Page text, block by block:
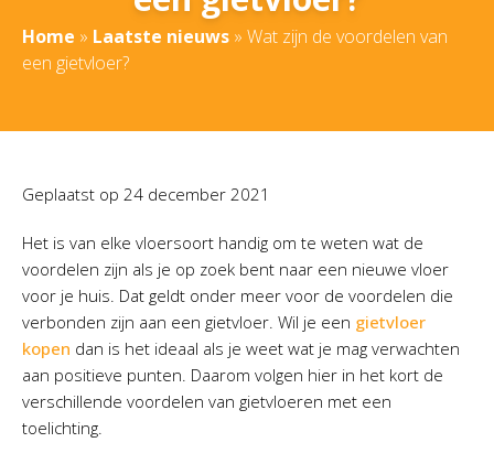
Home » Laatste nieuws » Wat zijn de voordelen van
een gietvloer?
Geplaatst op 24 december 2021
Het is van elke vloersoort handig om te weten wat de
voordelen zijn als je op zoek bent naar een nieuwe vloer
voor je huis. Dat geldt onder meer voor de voordelen die
verbonden zijn aan een gietvloer. Wil je een gietvloer
kopen dan is het ideaal als je weet wat je mag verwachten
aan positieve punten. Daarom volgen hier in het kort de
verschillende voordelen van gietvloeren met een
toelichting.